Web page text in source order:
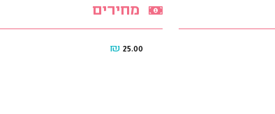
מחירים
25.00
₪